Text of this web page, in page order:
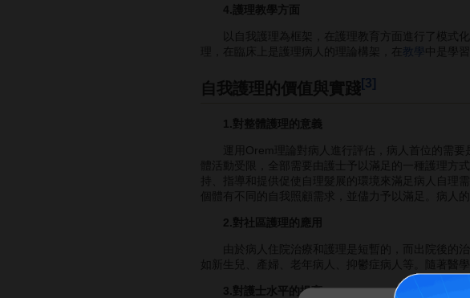
4.護理教學方面
以自我護理為框架，在護理教育方面進行了模式化
理，在臨床上是護理病人的理論構架，在 教學 中是學
自我護理的價值與實踐[3]
1.對整體護理的意義
運用Orem理論對病人進行評估，病人首位的需要
體活動受限，全部需要由護士予以滿足的一種護理方
持、指導和提供促使自理髮展的環境來滿足病人自理
個體有不同的自我照顧需求，並儘力予以滿足。病人的
2.對社區護理的應用
由於病人住院治療和護理是短暫的，而出院後的治
如新生兒、產婦、老年病人、抑鬱症病人等。隨著醫
3.對護士水平的提高